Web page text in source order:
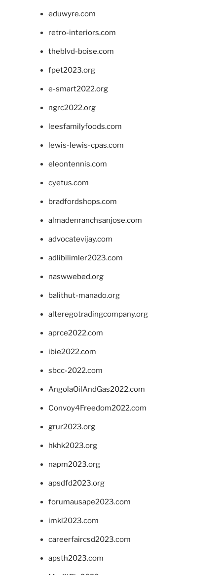
eduwyre.com
retro-interiors.com
theblvd-boise.com
fpet2023.org
e-smart2022.org
ngrc2022.org
leesfamilyfoods.com
lewis-lewis-cpas.com
eleontennis.com
cyetus.com
bradfordshops.com
almadenranchsanjose.com
advocatevijay.com
adlibilimler2023.com
naswwebed.org
balithut-manado.org
alteregotradingcompany.org
aprce2022.com
ibie2022.com
sbcc-2022.com
AngolaOilAndGas2022.com
Convoy4Freedom2022.com
grur2023.org
hkhk2023.org
napm2023.org
apsdfd2023.org
forumausape2023.com
imkl2023.com
careerfaircsd2023.com
apsth2023.com